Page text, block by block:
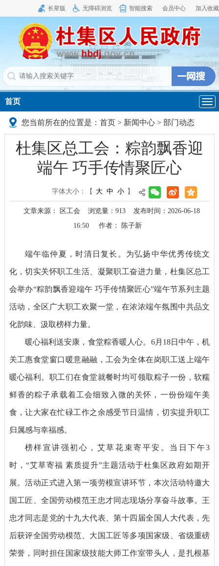
长辈版 无障碍浏览 智能搜索 会员中心 加入收藏
导
航
首页
您当前所在的位置是： 首页> 新闻中心 > 部门动态
杜集区总工会：粽韵飘香迎
端午 巧手传情聚匠心
字体大小： 【 大 中 小 】
文章来源： 区工会 浏览量： 913
发布时间：2026-06-18
16:50
作者： 陈子新
端午临仲夏，时清日复长。为弘扬中华优秀传统文
化，切实关怀职工生活、凝聚职工奋进力量，杜集区总工
会举办“粽韵飘香迎端午 巧手传情聚匠心”端午节系列主题
活动，全区广大职工欢聚一堂，在浓浓端午氛围中共品文
化韵味、汲取榜样力量。
暖心福利送安康，食堂粽香暖人心。6月18日中午，机
关工惠食堂窗口暖意融融，工会为全体在岗职工送上端午
暖心福利。职工们在食堂就餐时均可领取粽子一份，软糯
鲜香的粽子承载着工会细致入微的关怀，一份份端午美
食，让大家在忙碌工作之余感受节日温情，切实提升职工
归属感与幸福感。
榜样宣讲强初心，艾草花束寄平安。当日下午3
时，“艾草寄福 素质提升”主题活动于杜集区政府如期开
展。活动正式进入第一项劳模宣讲环节，本次活动特邀大
国工匠、全国劳动模范王忠才同志现场分享奋斗故事。王
忠才同志是党的十九大代表、第十四届全国人大代表，先
后获评全国劳动模范、大国工匠等多项国家级、省级重磅
荣誉，同时担任国家级技能大师工作室带头人，是扎根基